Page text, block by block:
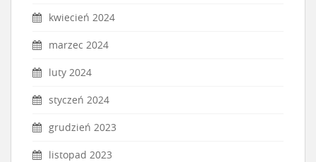
kwiecień 2024
marzec 2024
luty 2024
styczeń 2024
grudzień 2023
listopad 2023